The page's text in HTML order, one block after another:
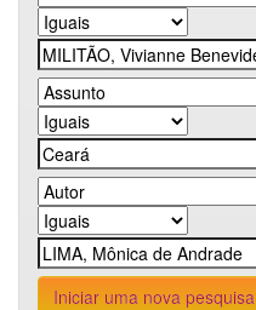
Iniciar uma nova pesquisa